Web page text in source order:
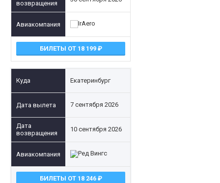
БИЛЕТЫ ОТ 18 199
Екатеринбург
7 сентября 2026
10 сентября 2026
БИЛЕТЫ ОТ 18 246